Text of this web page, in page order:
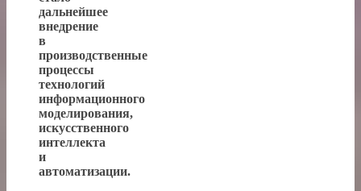
дальнейшее
внедрение
в
производственные
процессы
технологий
информационного
моделирования,
искусственного
интеллекта
и
автоматизации.